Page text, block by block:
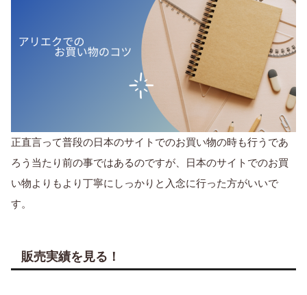
正直言って普段の日本のサイトでのお買い物の時も行うであ
ろう当たり前の事ではあるのですが、日本のサイトでのお買
い物よりもより丁寧にしっかりと入念に行った方がいいで
す。
販売実績を見る！